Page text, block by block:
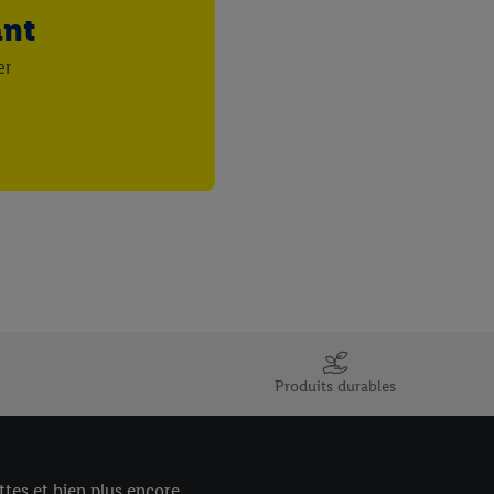
Produits durables